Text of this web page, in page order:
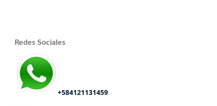
Redes Sociales
+584121131459